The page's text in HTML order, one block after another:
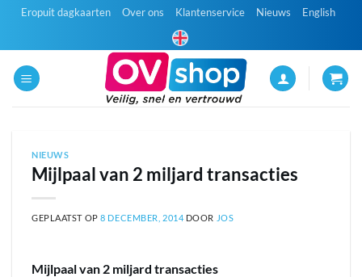
inhoud
Eropuit dagkaarten Over ons Klantenservice Nieuws English
NIEUWS
Mijlpaal van 2 miljard transacties
GEPLAATST OP8 DECEMBER, 2014 DOOR JOS
Mijlpaal van 2 miljard transacties